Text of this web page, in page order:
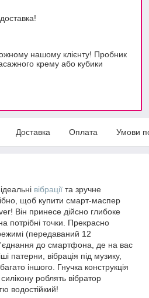
нашому клієнту! Пробник
крему або кубики
Доставка Оплата Умови
вібрації та зручне
щоб купити смарт-маспер
Він принесе дійсно глибоке
потрібні точки. Прекрасно
(передаваний 12
до смартфона, де на вас
патерни, вібрація під музику,
іншого. Гнучка конструкція
роблять вібратор
водостійкий!